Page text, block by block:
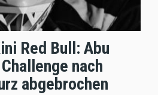
Red Bull: Abu
nach
abgebrochen